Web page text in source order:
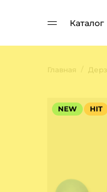
Каталог
Главная /
NEW HIT